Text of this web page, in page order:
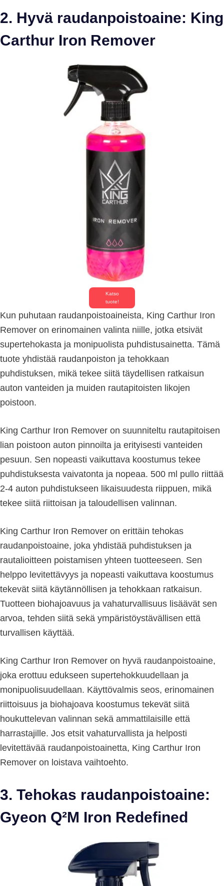
2. Hyvä raudanpoistoaine: King
Carthur Iron Remover
Katso
tuote!
Kun puhutaan raudanpoistoaineista, King Carthur Iron
Remover on erinomainen valinta niille, jotka etsivät
supertehokasta ja monipuolista puhdistusainetta. Tämä
tuote yhdistää raudanpoiston ja tehokkaan
puhdistuksen, mikä tekee siitä täydellisen ratkaisun
auton vanteiden ja muiden rautapitoisten likojen
poistoon.
King Carthur Iron Remover on suunniteltu rautapitoisen
lian poistoon auton pinnoilta ja erityisesti vanteiden
pesuun. Sen nopeasti vaikuttava koostumus tekee
puhdistuksesta vaivatonta ja nopeaa. 500 ml pullo riittää
2-4 auton puhdistukseen likaisuudesta riippuen, mikä
tekee siitä riittoisan ja taloudellisen valinnan.
King Carthur Iron Remover on erittäin tehokas
raudanpoistoaine, joka yhdistää puhdistuksen ja
rautalioitteen poistamisen yhteen tuotteeseen. Sen
helppo levitettävyys ja nopeasti vaikuttava koostumus
tekevät siitä käytännöllisen ja tehokkaan ratkaisun.
Tuotteen biohajoavuus ja vahaturvallisuus lisäävät sen
arvoa, tehden siitä sekä ympäristöystävällisen että
turvallisen käyttää.
King Carthur Iron Remover on hyvä raudanpoistoaine,
joka erottuu edukseen supertehokkuudellaan ja
monipuolisuudellaan. Käyttövalmis seos, erinomainen
riittoisuus ja biohajoava koostumus tekevät siitä
houkuttelevan valinnan sekä ammattilaisille että
harrastajille. Jos etsit vahaturvallista ja helposti
levitettävää raudanpoistoainetta, King Carthur Iron
Remover on loistava vaihtoehto.
3. Tehokas raudanpoistoaine:
Gyeon Q²M Iron Redefined